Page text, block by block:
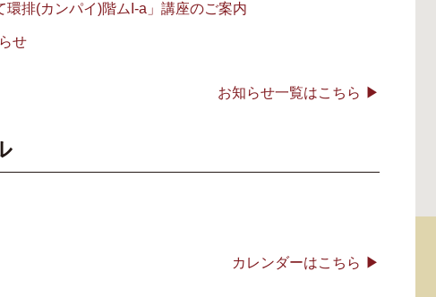
環排(カンパイ)階ムI-a」講座のご案内
せ
お知らせ一覧はこちら
カレンダーはこちら